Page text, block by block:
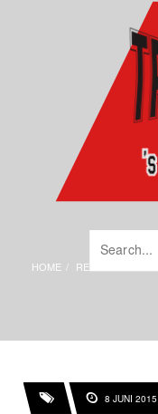
HOME REVIEW
8 JUNI 2015